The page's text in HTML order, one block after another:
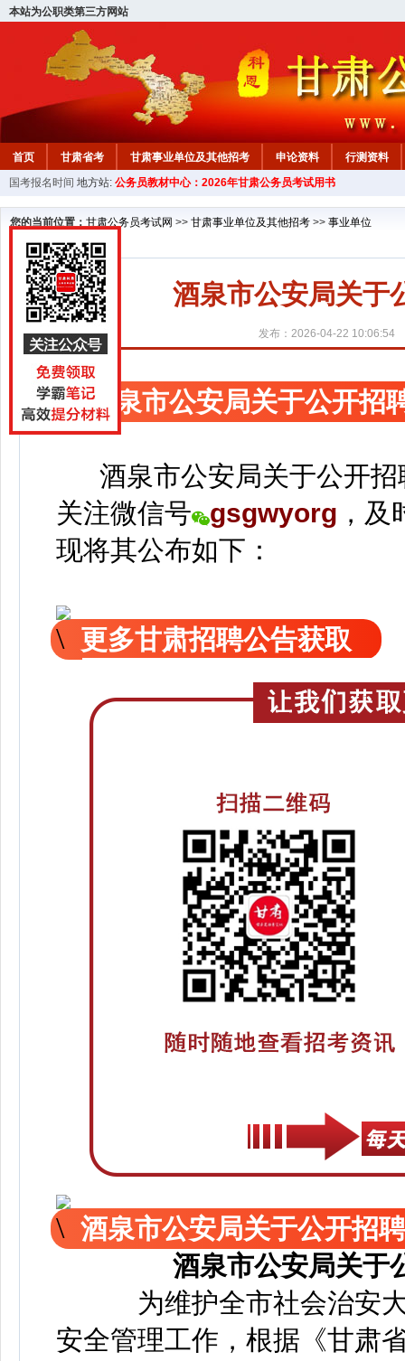
本站为公职类第三方网站
首页 甘肃省考 甘肃事业单位及其他招考 申论资料
行测资料
国考报名时间 地方站: 公务员教材中心：2026年甘肃公务员考试用书
您的当前位置： 甘肃公务员考试网 >> 甘肃事业单位及其他招考 >> 事业单位
酒泉市公安局关于
发布：2026-04-22 10:06:54
酒泉市公安局关于公开招
酒泉市公安局关于公开招
关注微信号 gsgwyorg ， 及
现将其公布如下：
更多甘肃招聘公告获取
酒泉市公安局关于公开招
酒泉市公安局关于
为维护全市社会治安大
安全管理工作，根据《甘肃